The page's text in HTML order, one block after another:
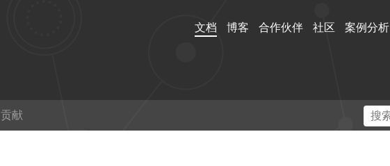
文档 博客 合作伙伴 社区 案例分析
文档
贡献